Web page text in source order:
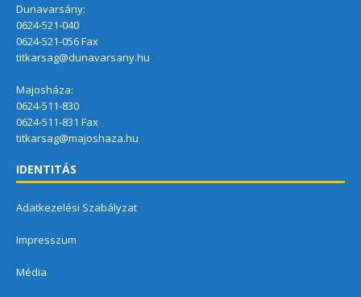
Dunavarsány:
0624-521-040
0624-521-056 Fax
titkarsag@dunavarsany.hu
Majosháza:
0624-511-830
0624-511-831 Fax
titkarsag@majoshaza.hu
IDENTITÁS
Adatkezelési Szabályzat
Impresszum
Média